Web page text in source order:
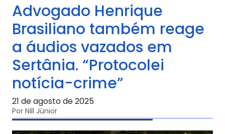
Advogado Henrique
Brasiliano também reage
a áudios vazados em
Sertânia. “Protocolei
notícia-crime”
21 de agosto de 2025
Por Nill Júnior